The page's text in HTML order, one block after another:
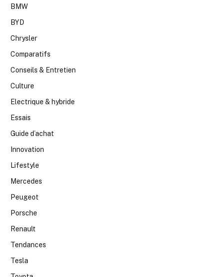
BMW
BYD
Chrysler
Comparatifs
Conseils & Entretien
Culture
Electrique & hybride
Essais
Guide d’achat
Innovation
Lifestyle
Mercedes
Peugeot
Porsche
Renault
Tendances
Tesla